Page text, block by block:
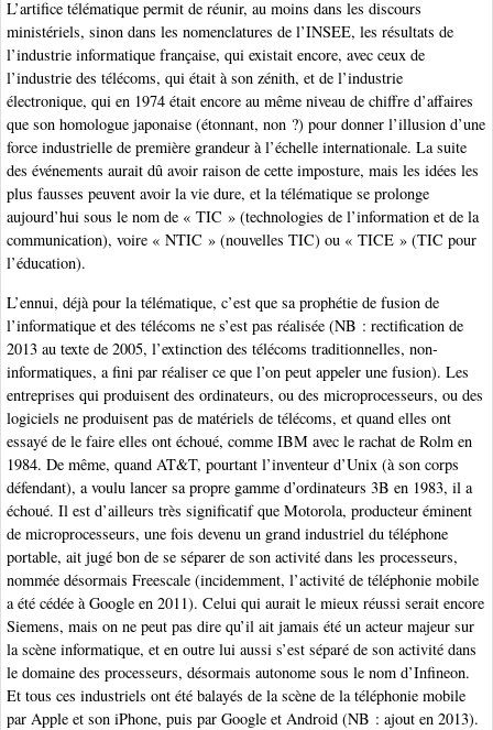
L’artifice télématique permit de réunir, au moins dans les discours
ministériels, sinon dans les nomenclatures de l’INSEE, les résultats de
l’industrie informatique française, qui existait encore, avec ceux de
l’industrie des télécoms, qui était à son zénith, et de l’industrie
électronique, qui en 1974 était encore au même niveau de chiffre d’affaires
que son homologue japonaise (étonnant, non ?) pour donner l’illusion d’une
force industrielle de première grandeur à l’échelle internationale. La suite
des événements aurait dû avoir raison de cette imposture, mais les idées les
plus fausses peuvent avoir la vie dure, et la télématique se prolonge
aujourd’hui sous le nom de « TIC » (technologies de l’information et de la
communication), voire « NTIC » (nouvelles TIC) ou « TICE » (TIC pour
l’éducation).
L’ennui, déjà pour la télématique, c’est que sa prophétie de fusion de
l’informatique et des télécoms ne s’est pas réalisée (NB : rectification de
2013 au texte de 2005, l’extinction des télécoms traditionnelles, non-
informatiques, a fini par réaliser ce que l’on peut appeler une fusion). Les
entreprises qui produisent des ordinateurs, ou des microprocesseurs, ou des
logiciels ne produisent pas de matériels de télécoms, et quand elles ont
essayé de le faire elles ont échoué, comme IBM avec le rachat de Rolm en
1984. De même, quand AT&T, pourtant l’inventeur d’Unix (à son corps
défendant), a voulu lancer sa propre gamme d’ordinateurs 3B en 1983, il a
échoué. Il est d’ailleurs très significatif que Motorola, producteur éminent
de microprocesseurs, une fois devenu un grand industriel du téléphone
portable, ait jugé bon de se séparer de son activité dans les processeurs,
nommée désormais Freescale (incidemment, l’activité de téléphonie mobile
a été cédée à Google en 2011). Celui qui aurait le mieux réussi serait encore
Siemens, mais on ne peut pas dire qu’il ait jamais été un acteur majeur sur
la scène informatique, et en outre lui aussi s’est séparé de son activité dans
le domaine des processeurs, désormais autonome sous le nom d’Infineon.
Et tous ces industriels ont été balayés de la scène de la téléphonie mobile
par Apple et son iPhone, puis par Google et Android (NB : ajout en 2013).